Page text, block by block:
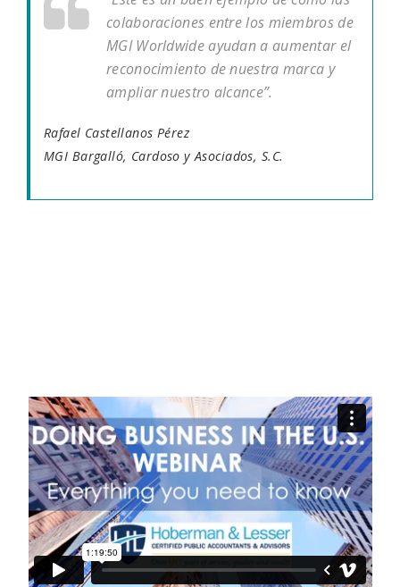
colaboraciones entre los miembros de
MGI Worldwide ayudan a aumentar el
reconocimiento de nuestra marca y
ampliar nuestro alcance”.
Rafael Castellanos Pérez
MGI Bargalló, Cardoso y Asociados, S.C.